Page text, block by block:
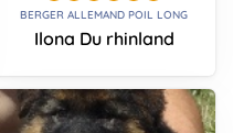
BERGER ALLEMAND POIL LONG
Ilona Du rhinland